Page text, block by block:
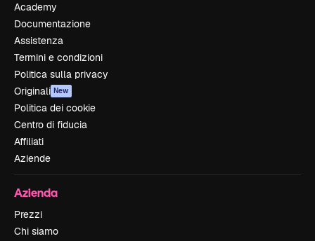
Academy
Documentazione
Assistenza
Termini e condizioni
Politica sulla privacy
Originali New
Politica dei cookie
Centro di fiducia
Affiliati
Aziende
Azienda
Prezzi
Chi siamo